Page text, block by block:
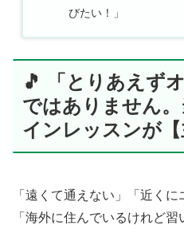
びたい！」
🎵 「とりあえず
ではありません
インレッスンが【
「遠くて通えない」「近くに
「海外に住んでいるけれど